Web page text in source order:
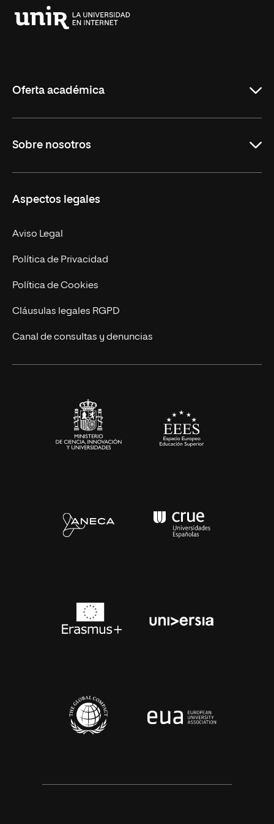
Oferta académica
Derecho
Empresa
MBA
Marketing y Comunicación
Ingeniería
Diseño
Ciencias de la Salud
Sobre nosotros
Nuestro Equipo
Contacto
Aspectos legales
Aviso Legal
Política de Privacidad
Política de Cookies
Cláusulas legales RGPD
Canal de consultas y denuncias